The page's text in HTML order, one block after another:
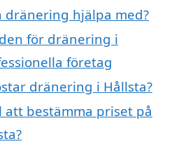
dränering hjälpa med?
för dränering i
företag
dränering i Hållsta?
att bestämma priset på